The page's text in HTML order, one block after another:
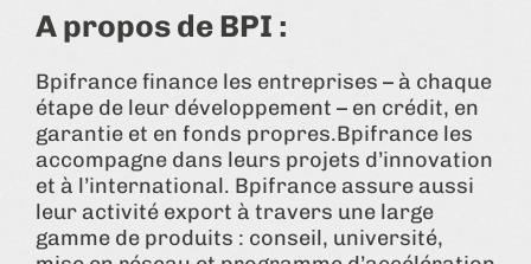
A propos de BPI :
Bpifrance finance les entreprises – à chaque
étape de leur développement – en crédit, en
garantie et en fonds propres.Bpifrance les
accompagne dans leurs projets d’innovation
et à l’international. Bpifrance assure aussi
leur activité export à travers une large
gamme de produits : conseil, université,